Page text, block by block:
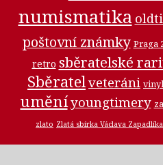
numismatika
poštovní známky Praga
retro sběratelské
Sběratelveteráni
uměníyoungtimery
zlato Zlatá sbírka Václava Zapadlíka